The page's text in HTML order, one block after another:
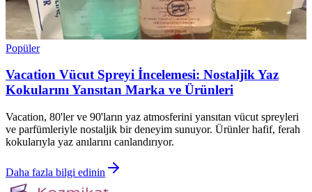
Popüler
Vacation Vücut Spreyi İncelemesi: Nostaljik Yaz
Kokularını Yansıtan Marka ve Ürünleri
Vacation, 80'ler ve 90'ların yaz atmosferini yansıtan vücut spreyleri
ve parfümleriyle nostaljik bir deneyim sunuyor. Ürünler hafif, ferah
kokularıyla yaz anılarını canlandırıyor.
Daha fazla bilgi edinin